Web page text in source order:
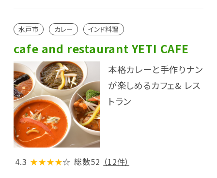
水戸市 カレー インド料理
cafe and restaurant YETI CAFE
本格カレーと手作りナン
が楽しめるカフェ& レス
トラン
4.3 ★★★★☆ 総数52 （12件）